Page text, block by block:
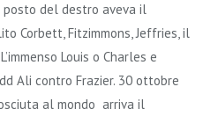
posto del destro aveva il
Corbett, Fitzimmons, Jeffries, il
Louis o Charles e
Ali contro Frazier. 30 ottobre
al mondo arriva il